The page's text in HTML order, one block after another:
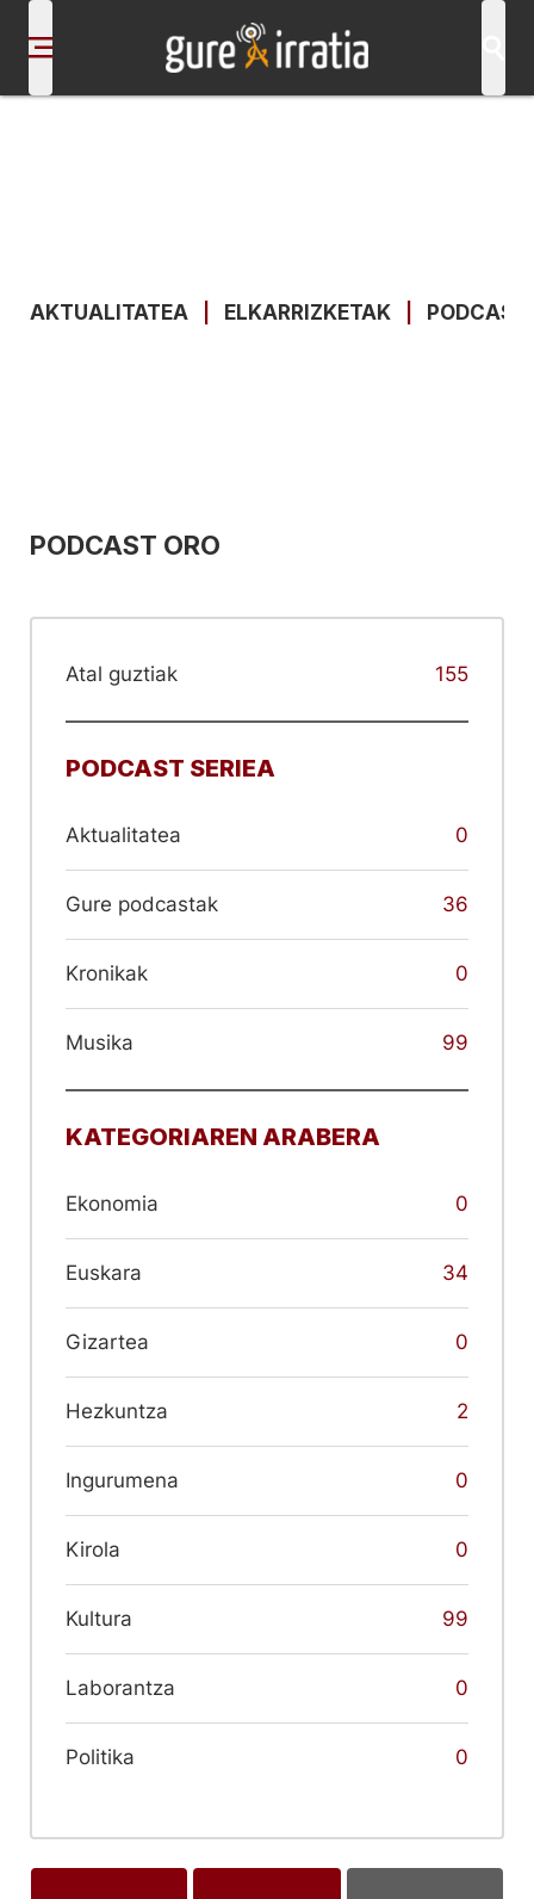
AKTUALITATEA ELKARRIZKETAK
PODCAST ORO
Atal guztiak 155
PODCAST SERIEA
Aktualitatea 0
Gure podcastak 36
Kronikak 0
Musika 99
KATEGORIAREN ARABERA
Ekonomia 0
Euskara 34
Gizartea 0
Hezkuntza 2
Ingurumena 0
Kirola 0
Kultura 99
Laborantza 0
Politika 0